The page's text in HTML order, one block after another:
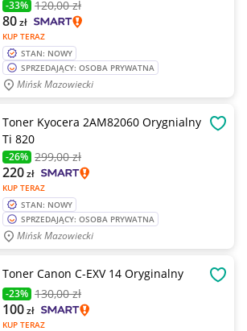
-33% 120,00 zł
KUP TERAZ
80zł
STAN: NOWY
SPRZEDAJĄCY: OSOBA PRYWATNA
Mińsk Mazowiecki
Toner Kyocera 2AM82060 Orygnialny
Ti 820
-26% 299,00 zł
KUP TERAZ
220zł
STAN: NOWY
SPRZEDAJĄCY: OSOBA PRYWATNA
Mińsk Mazowiecki
Toner Canon C-EXV 14 Oryginalny
-23% 130,00 zł
KUP TERAZ
100zł